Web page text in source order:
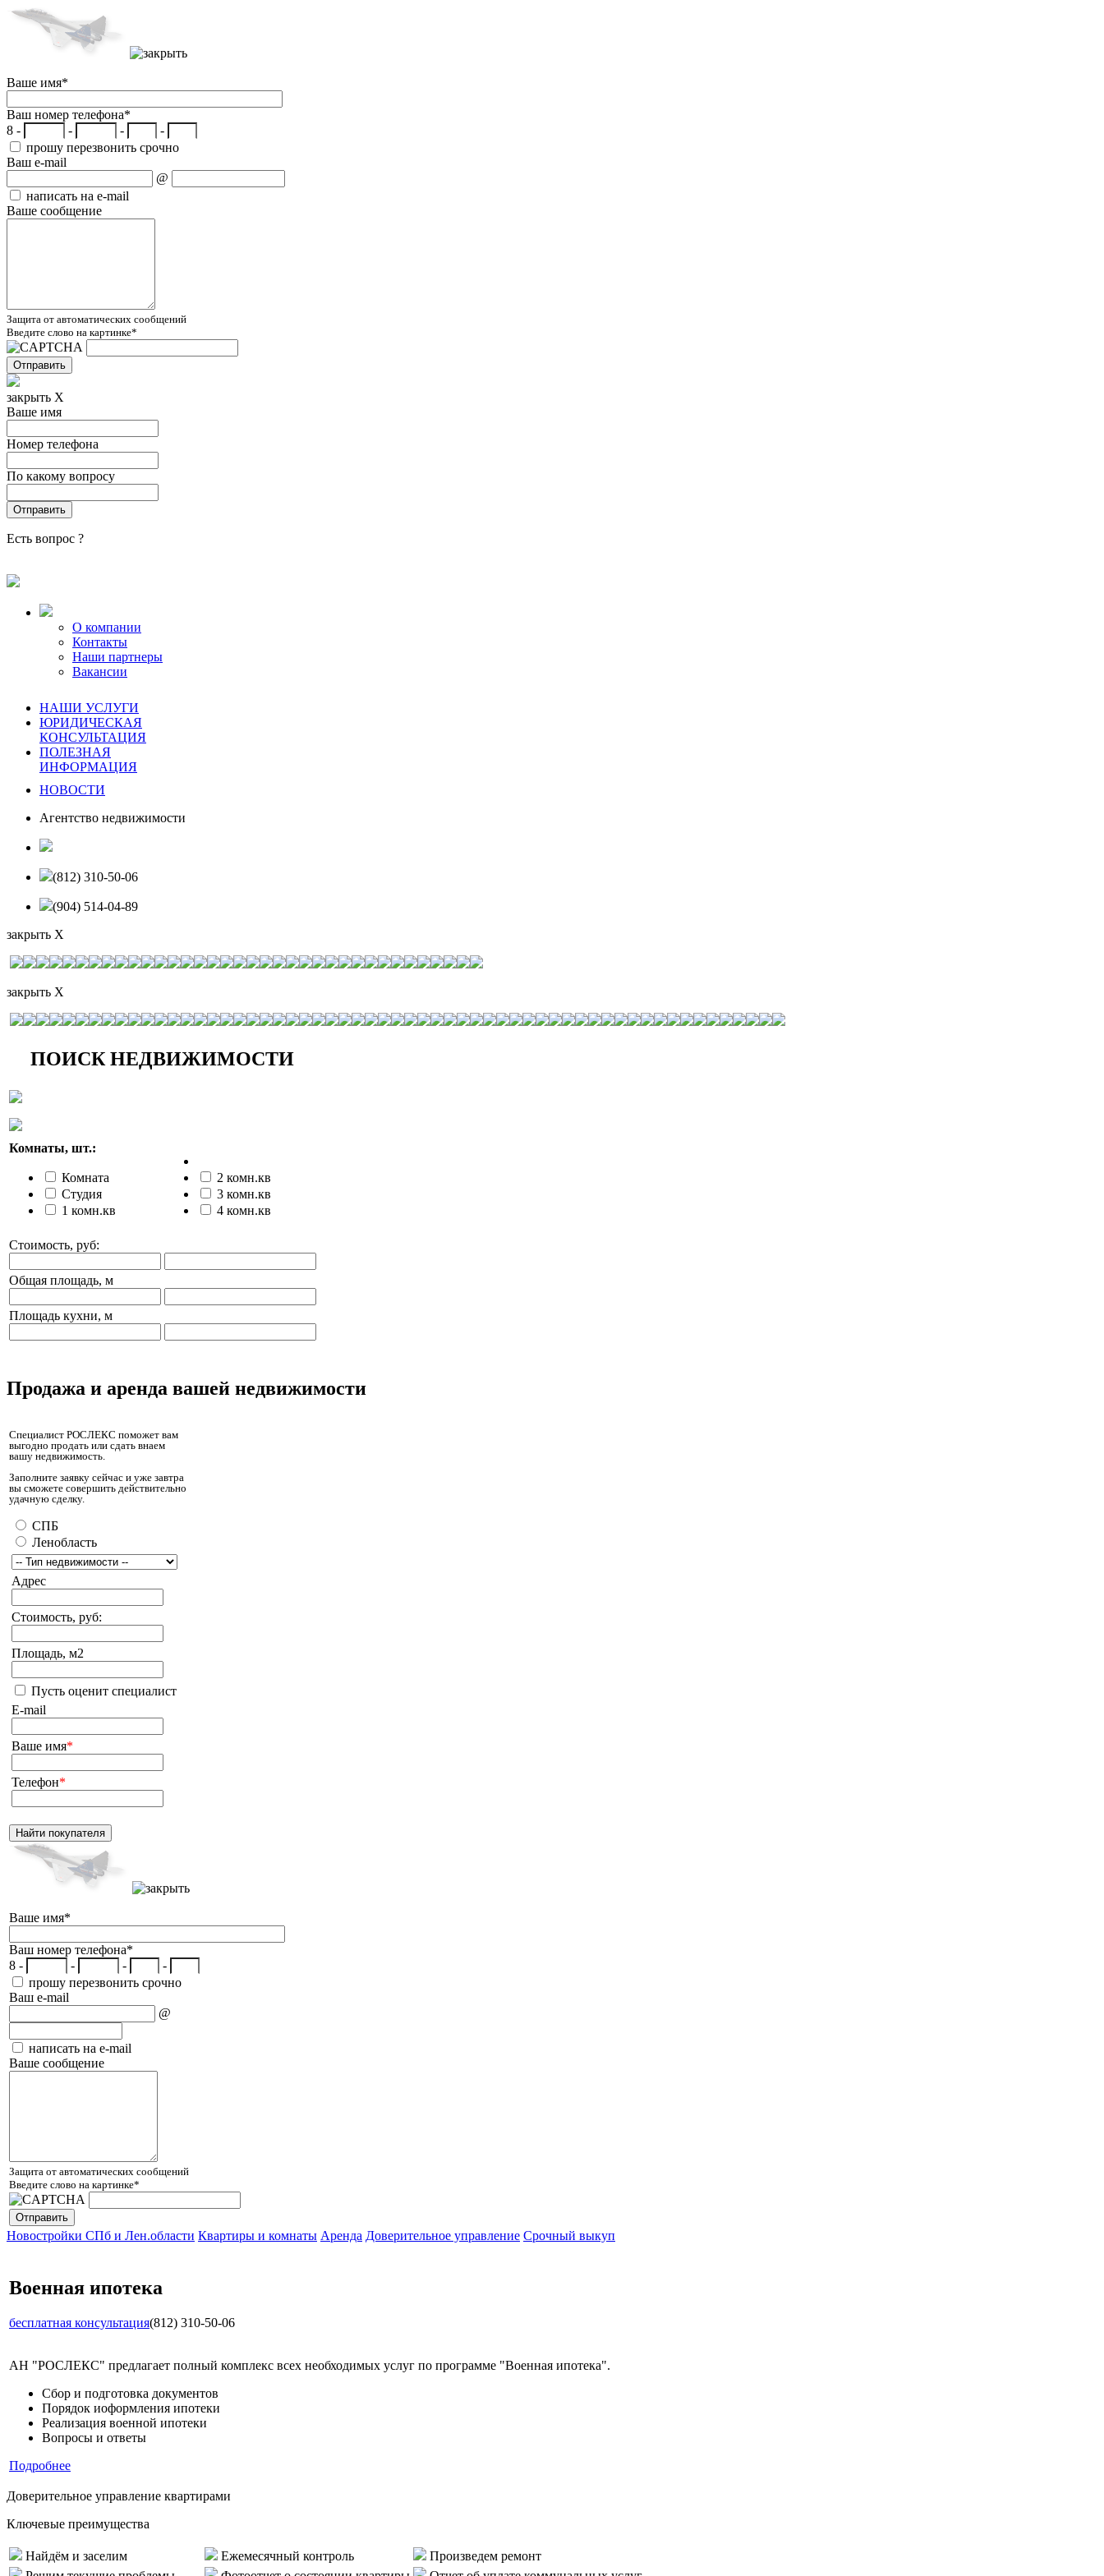
Ваше имя*
Ваш номер телефона*
8 -
- -
-
прошу перезвонить срочно
Ваш e-mail
@
написать на e-mail
Ваше сообщение
Защита от автоматических сообщений
Введите слово на картинке*
закрыть X
Ваше имя
Номер телефона
По какому вопросу
Есть вопрос ?
О компании
Контакты
Наши партнеры
Вакансии
НАШИ УСЛУГИ
ЮРИДИЧЕСКАЯ
КОНСУЛЬТАЦИЯ
ПОЛЕЗНАЯ
ИНФОРМАЦИЯ
НОВОСТИ
Агентство недвижимости
(812) 310-50-06
(904) 514-04-89
закрыть X
закрыть X
ПОИСК НЕДВИЖИМОСТИ
Комнаты, шт.:
Комната
Студия
1 комн.кв
2 комн.кв
3 комн.кв
4 комн.кв
Стоимость, руб:
Общая площадь, м
Площадь кухни, м
Продажа и аренда вашей недвижимости
Специалист РОСЛЕКС поможет вам
выгодно продать или сдать внаем
вашу недвижимость.
Заполните заявку сейчас и уже завтра
вы сможете совершить действительно
удачную сделку.
СПБ
Ленобласть
Адрес
Стоимость, руб:
Площадь, м2
Пусть оценит специалист
E-mail
Ваше имя*
Телефон*
Ваше имя*
Ваш номер телефона*
8 -
- -
-
прошу перезвонить срочно
Ваш e-mail
@
написать на e-mail
Ваше сообщение
Защита от автоматических сообщений
Введите слово на картинке*
Новостройки СПб и Лен.области Квартиры и комнаты Аренда Доверительное управление Срочный выкуп
Военная ипотека
бесплатная консультация(812) 310-50-06
АН "РОСЛЕКС" предлагает полный комплекс всех необходимых услуг по программе "Военная ипотека".
Сбор и подготовка документов
Порядок иоформления ипотеки
Реализация военной ипотеки
Вопросы и ответы
Подробнее
Доверительное управление квартирами
Ключевые преимущества
Найдём и заселим Ежемесячный контроль
Произведем ремонт